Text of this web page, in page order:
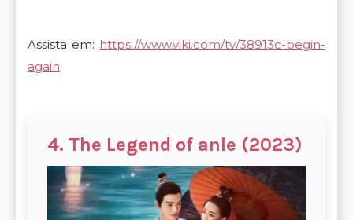
Assista em: https://www.viki.com/tv/38913c-begin-
again
4. The Legend of anle (2023)